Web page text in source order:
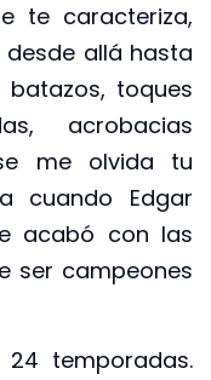
te caracteriza,
allá hasta
toques
acrobacias
me olvida tu
cuando Edgar
acabó con las
ser campeones
temporadas.